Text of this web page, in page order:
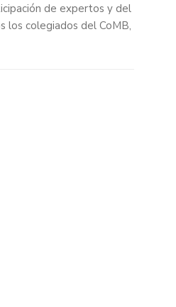
de expertos y del
los colegiados del CoMB,